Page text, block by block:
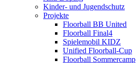
Kinder- und Jugendschutz
Projekte
Floorball BB United
Floorball Final4
Spielemobil KIDZ
Unified Floorball-Cup
Floorball Sommercamp